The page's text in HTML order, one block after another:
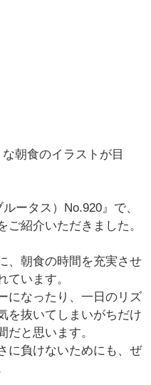
朝食のイラストが目
ータス）No.920』で、
ご紹介いただきました。
、朝食の時間を充実させ
ています。
になったり、一日のリズ
を抜いてしまいがちだけ
と思います。
に負けないためにも、ぜ